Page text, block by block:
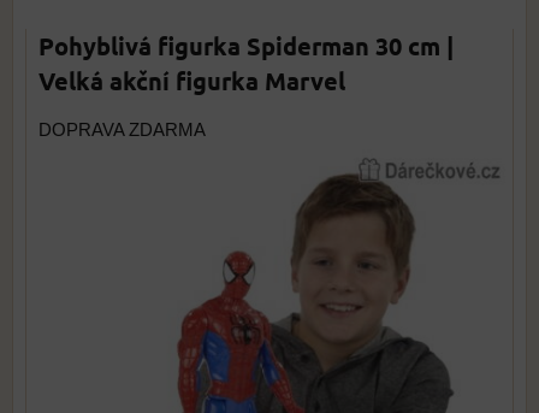
Pohyblivá figurka Spiderman 30 cm |
Velká akční figurka Marvel
DOPRAVA ZDARMA